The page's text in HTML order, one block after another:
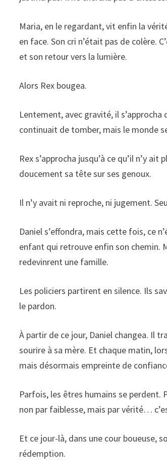
Maria, en le regardant, vit enfin la
en face. Son cri n’était pas de colère.
et son retour vers la lumière.
Alors Rex bougea.
Lentement, avec gravité, il
continuait de tomber, mais le monde
Rex s’approcha jusqu’à ce qu’il n’y
doucement sa tête sur ses genoux.
Il n’y avait ni reproche, ni jugement.
Daniel s’effondra, mais cette fois, ce
enfant qui retrouve enfin son chemin.
redevinrent une famille.
Les policiers partirent en silence. Ils
le pardon.
À partir de ce jour, Daniel changea. Il
sourire à sa mère. Et chaque matin,
mais désormais empreinte de
Parfois, les êtres humains se perdent.
non par faiblesse, mais par vérité…
Et ce jour-là, dans une cour boueuse,
rédemption.